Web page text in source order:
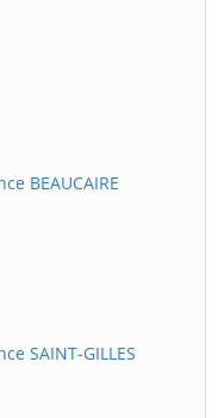
BEAUCAIRE
SAINT-GILLES